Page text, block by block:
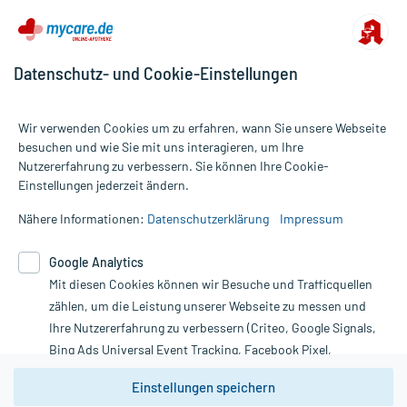
Alle Preise gelten inkl. MwSt., ggf. zzgl. Versandkosten
Informationen auf dieser Website werden ausschließlich für
die Untersuchung und Behandlung durch einen Arzt. Bitte
Therapien eingeleitet werden können. | Diese Webseite benutzt
Google Analytics. Lesen Sie bitte dazu die wichtigen Hinweise in
unserer Datenschutzerklärung. Für den Widerruf einer Bestellung
nutzen Sie das Formular:
Vertrag widerrufen
Datenschutz- und Cookie-Einstellungen
Wir verwenden Cookies um zu erfahren, wann Sie unsere Webseite
besuchen und wie Sie mit uns interagieren, um Ihre
Nutzererfahrung zu verbessern. Sie können Ihre Cookie-
Einstellungen jederzeit ändern.
Nähere Informationen: Datenschutzerklärung Impressum
Google Analytics
Mit diesen Cookies können wir Besuche und Trafficquellen
zählen, um die Leistung unserer Webseite zu messen und
Ihre Nutzererfahrung zu verbessern (Criteo, Google Signals,
Bing Ads Universal Event Tracking, Facebook Pixel,
Youtube-Social Plugin).
Einstellungen speichern